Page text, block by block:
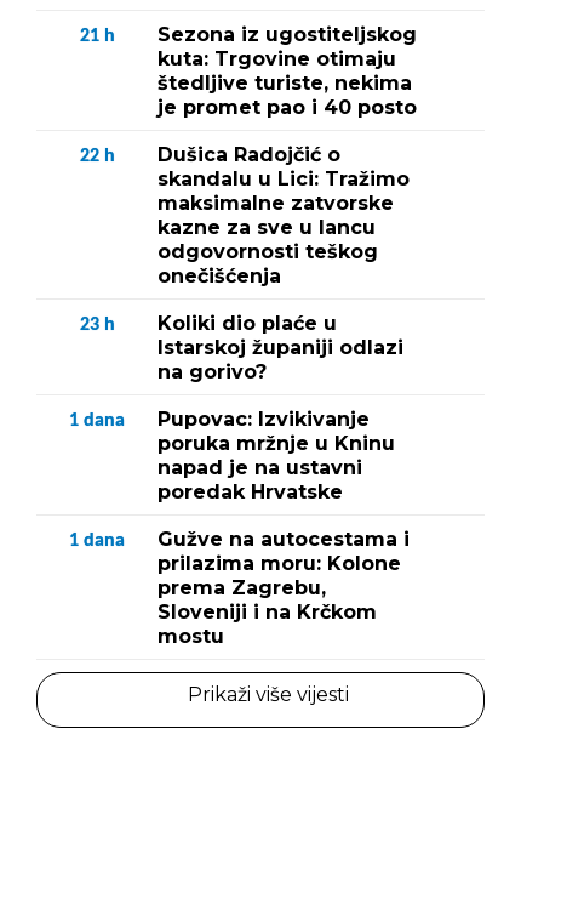
21 h
Sezona iz ugostiteljskog
kuta: Trgovine otimaju
štedljive turiste, nekima
je promet pao i 40 posto
22 h
Dušica Radojčić o
skandalu u Lici: Tražimo
maksimalne zatvorske
kazne za sve u lancu
odgovornosti teškog
onečišćenja
23 h
Koliki dio plaće u
Istarskoj županiji odlazi
na gorivo?
1 dana
Pupovac: Izvikivanje
poruka mržnje u Kninu
napad je na ustavni
poredak Hrvatske
1 dana
Gužve na autocestama i
prilazima moru: Kolone
prema Zagrebu,
Sloveniji i na Krčkom
mostu
Prikaži više vijesti